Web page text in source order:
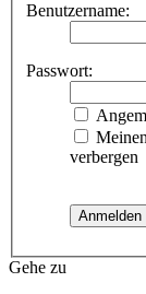
Benutzername:
Passwort:
verbergen
Gehe zu